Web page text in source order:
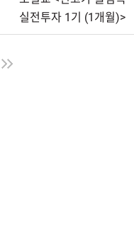
실전투자1기(1개월)>